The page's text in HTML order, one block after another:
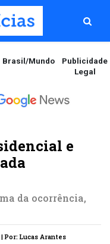
Brasil/Mundo
Publicidade
Legal
e
da ocorrência,
Por: Lucas Arantes